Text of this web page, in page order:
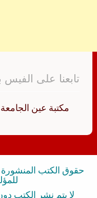
تابعنا على
‏مكتبة عين الجامعة‏
حقوق الكتب
لا يتم نشر الكتب